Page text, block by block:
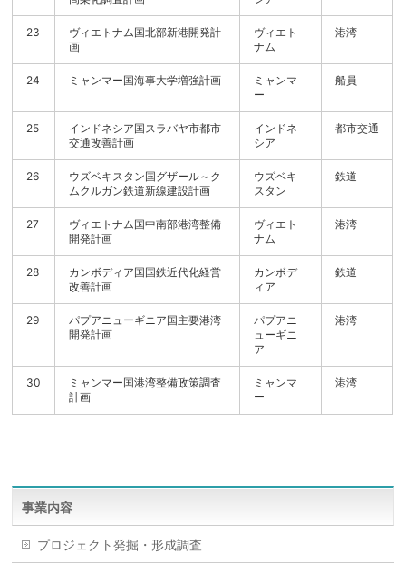
23
ヴィエトナム国北部新港開発計
画
ヴィエト
ナム
港湾
24 ミャンマー国海事大学増強計画
ミャンマ
ー
船員
25
インドネシア国スラバヤ市都市
交通改善計画
インドネ
シア
都市交通
26
ウズベキスタン国グザール～ク
ムクルガン鉄道新線建設計画
ウズベキ
スタン
鉄道
27
ヴィエトナム国中南部港湾整備
開発計画
ヴィエト
ナム
港湾
28
カンボディア国国鉄近代化経営
改善計画
カンボデ
ィア
鉄道
29
パプアニューギニア国主要港湾
開発計画
パプアニ
ューギニ
ア
港湾
30
ミャンマー国港湾整備政策調査
計画
ミャンマ
ー
港湾
事業内容
プロジェクト発掘・形成調査